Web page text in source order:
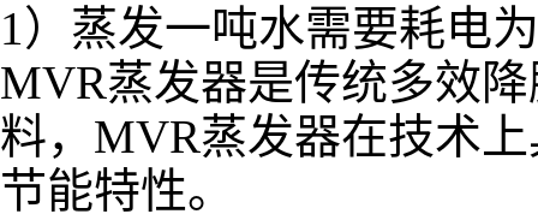
1）蒸发一吨水需要耗电
MVR蒸发器是传统多效
料，MVR蒸发器在技术
节能特性。